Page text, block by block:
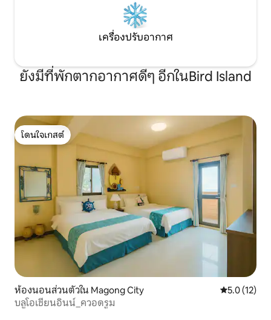
พักสำหรับ 2 คนพร้อมเตียงโซฟา (2 ห้อง)
และห้องพักหรูแบบเตียงคู่ รองรับได้
ทั้งหมด 10-15 คน ห้องพักที่มีโซฟาเบด
แต่ละห้องรองรับเด็กเพิ่มเติมได้ 1-2 คน ใน
มีเพียงในห้องพัก 5 คนเท่านั้นที่มีเตียงควีน
ไซส์และเตียงเดี่ยวเตียงทั้งหมดมีที่นอน
แบบกล่องกระดาษแยกกันเพื่อการนอน
จากเมืองมากงเพื่อช้อปปิ้ง ❤️
เครื่องปรับอากาศ
ยังมีที่พักตากอากาศดีๆ อีกในBird Island
โดนใจเกสต์
โดนใจเกสต์
ห้องนอนส่วนตัวใน Magong City คะแนนเฉลี่ย
5.0 (12)
บลูโอเชียนอินน์_ควอดรูม